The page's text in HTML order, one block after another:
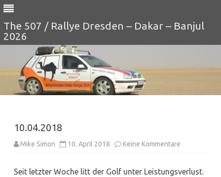
The 507 / Rallye Dresden – Dakar – Banjul
2026
10.04.2018
Mike Simon 10. April 2018 Keine Kommentare
Seit letzter Woche litt der Golf unter Leistungsverlust.